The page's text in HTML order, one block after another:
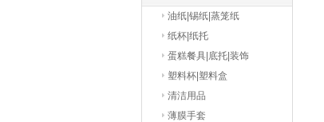
油纸|锡纸|蒸笼纸
纸杯|纸托
蛋糕餐具|底托|装饰
塑料杯|塑料盒
清洁用品
薄膜手套